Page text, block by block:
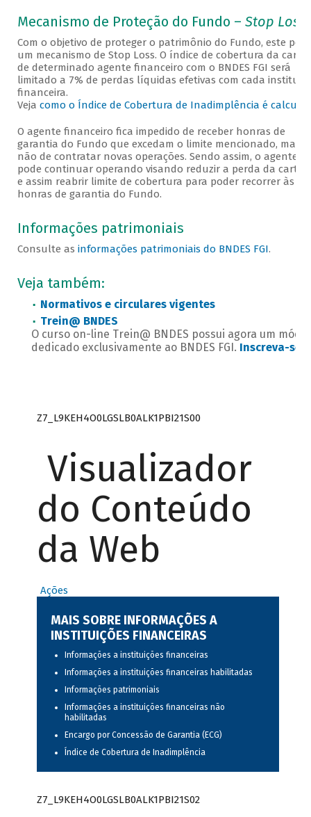
Mecanismo de Proteção do Fundo – Stop Loss
Com o objetivo de proteger o patrimônio do Fundo, este
um mecanismo de Stop Loss. O índice de cobertura da
de determinado agente financeiro com o BNDES FGI será
limitado a 7% de perdas líquidas efetivas com cada
financeira.
Veja como o Índice de Cobertura de Inadimplência é
O agente financeiro fica impedido de receber honras de
garantia do Fundo que excedam o limite mencionado, mas
não de contratar novas operações. Sendo assim, o agente
pode continuar operando visando reduzir a perda da
e assim reabrir limite de cobertura para poder recorrer às
honras de garantia do Fundo.
Informações patrimoniais
Consulte as informações patrimoniais do BNDES FGI.
Veja também:
Normativos e circulares vigentes
Trein@ BNDES
O curso on-line Trein@ BNDES possui agora um
dedicado exclusivamente ao BNDES FGI. Inscreva-se
Z7_L9KEH4O0LGSLB0ALK1PBI21S00
Visualizador
do Conteúdo
da Web
Ações
MAIS SOBRE INFORMAÇÕES A
INSTITUIÇÕES FINANCEIRAS
Informações a instituições financeiras
Informações a instituições financeiras habilitadas
Informações patrimoniais
Informações a instituições financeiras não
habilitadas
Encargo por Concessão de Garantia (ECG)
Índice de Cobertura de Inadimplência
Z7_L9KEH4O0LGSLB0ALK1PBI21S02